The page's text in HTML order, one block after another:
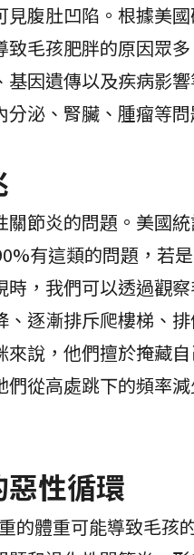
腹肚凹陷。根據美
毛孩肥胖的原因眾
因遺傳以及疾病影
泌、腎臟、腫瘤等問
節炎的問題。美國
有這類的問題，若
，我們可以透過觀
逐漸排斥爬樓梯、
說，他們擅於掩藏
從高處跳下的頻率
性循環
的體重可能導致毛孩